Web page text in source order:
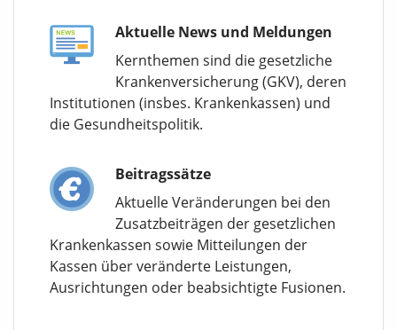
Aktuelle News und Meldungen
Kernthemen sind die gesetzliche
Krankenversicherung (GKV), deren
Institutionen (insbes. Krankenkassen) und
die Gesundheitspolitik.
Beitragssätze
Aktuelle Veränderungen bei den
Zusatzbeiträgen der gesetzlichen
Krankenkassen sowie Mitteilungen der
Kassen über veränderte Leistungen,
Ausrichtungen oder beabsichtigte Fusionen.